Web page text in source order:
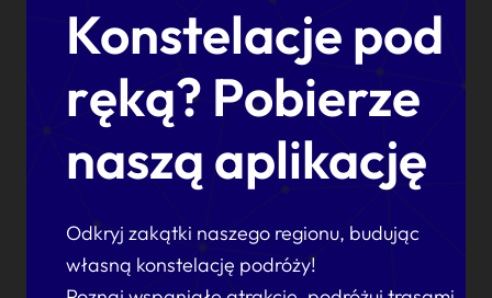
Konstelacje pod
ręką? Pobierze
naszą aplikację
Odkryj zakątki naszego regionu, budując
własną konstelację podróży!